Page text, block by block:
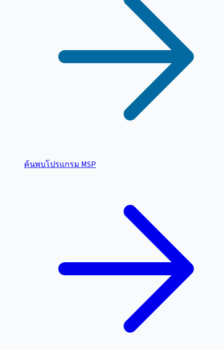
ค้นพบโปรแกรม MSP